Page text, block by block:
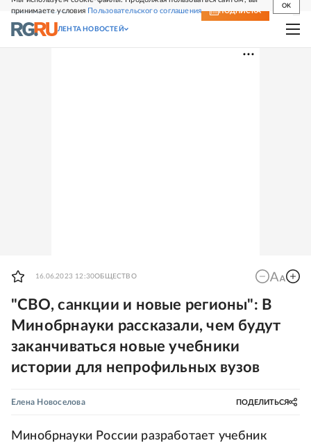
принимаете условия Пользовательского соглашения
OK
СВЕЖИЙ НОМЕР ПОДПИСКА
ЛЕНТА НОВОСТЕЙ
16.06.2023 12:30ОБЩЕСТВО
"СВО, санкции и новые регионы": В
Минобрнауки рассказали, чем будут
заканчиваться новые учебники
истории для непрофильных вузов
Елена Новоселова ПОДЕЛИТЬСЯ
Минобрнауки России разработает учебник